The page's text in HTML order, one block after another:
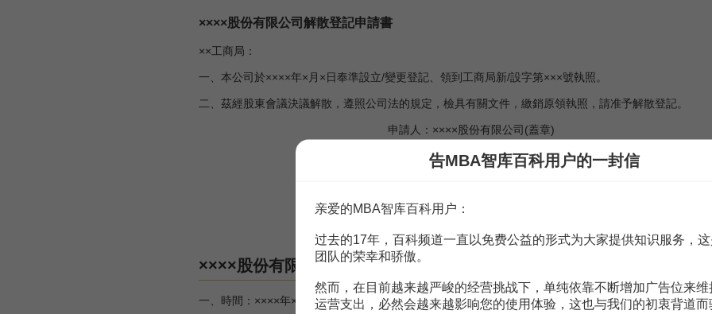
××××股份有限公司解散登記申請書
××工商局：
一、本公司於××××年×月×日奉準設立/變更登記、領到工商局新/設字第×××號執照。
二、茲經股東會議決議解散，遵照公司法的規定，檢具有關文件，繳銷原領執照，請准予解散登記。
申請人：××××股份有限公司(蓋章)
地址：×××
董事：×××(蓋章)
監事：×××(蓋章)
××××股份有限公司股東會議記錄
一、時間：××××年×月×日×午×時。
告MBA智库百科用户的一封信
亲爱的MBA智库百科用户：
过去的17年，百科频道一直以免费公益的形式为大家提供知识服务，
团队的荣幸和骄傲。
然而，在目前越来越严峻的经营挑战下，单纯依靠不断增加广告位来维
运营支出，必然会越来越影响您的使用体验，这也与我们的初衷背道而